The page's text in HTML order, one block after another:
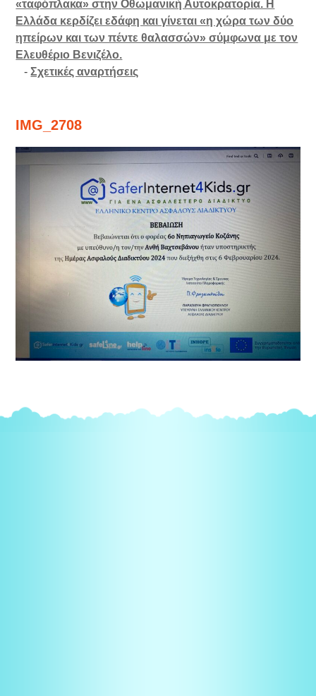
«ταφόπλακα» στην Οθωμανική Αυτοκρατορία. Η
Ελλάδα κερδίζει εδάφη και γίνεται «η χώρα των δύο
ηπείρων και των πέντε θαλασσών» σύμφωνα με τον
Ελευθέριο Βενιζέλο.
-Σχετικές αναρτήσεις
IMG_2708